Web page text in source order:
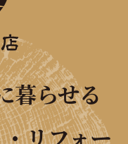
暮らせる
リフォー